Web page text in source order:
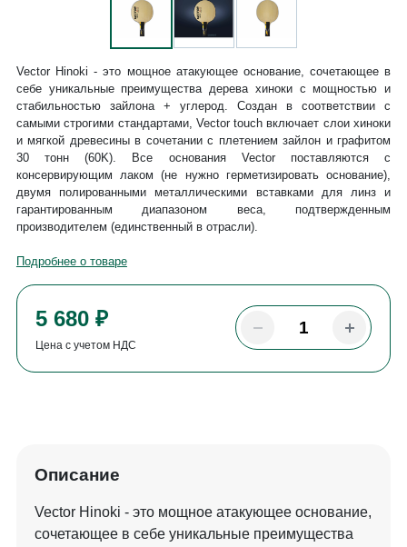
5 680 ₽
Цена с учетом НДС
Vector Hinoki - это мощное атакующее основание, сочетающее в
себе уникальные преимущества дерева хиноки с мощностью и
стабильностью зайлона + углерод. Создан в соответствии с
самыми строгими стандартами, Vector touch включает слои хиноки
и мягкой древесины в сочетании с плетением зайлон и графитом
30 тонн (60K). Все основания Vector поставляются с
консервирующим лаком (не нужно герметизировать основание),
двумя полированными металлическими вставками для линз и
гарантированным диапазоном веса, подтвержденным
производителем (единственный в отрасли).
Подробнее о товаре
Описание
Vector Hinoki - это мощное атакующее основание,
сочетающее в себе уникальные преимущества